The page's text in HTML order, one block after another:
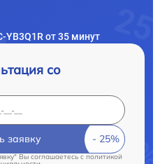
YB3Q1R от 35 минут
со
заявку
Вы соглашаетесь c политикой